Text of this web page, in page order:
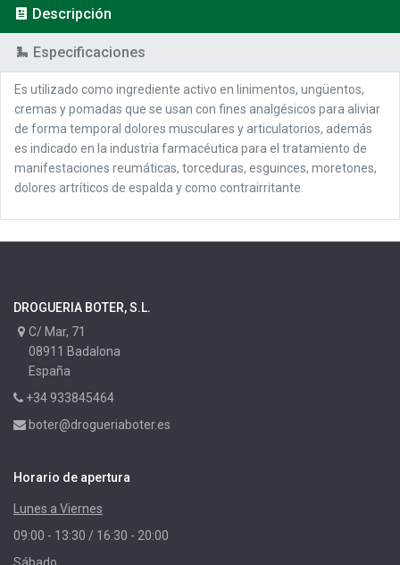
Descripción
Especificaciones
Es utilizado como ingrediente activo en linimentos, ungüentos,
cremas y pomadas que se usan con fines analgésicos para aliviar
de forma temporal dolores musculares y articulatorios, además
es indicado en la industria farmacéutica para el tratamiento de
manifestaciones reumáticas, torceduras, esguinces, moretones,
dolores artríticos de espalda y como contrairritante.
DROGUERIA BOTER, S.L.
C/ Mar, 71
08911 Badalona
España
+34 933845464
boter@drogueriaboter.es
Horario de apertura
Lunes a Viernes
09:00 - 13:30 / 16:30 - 20:00